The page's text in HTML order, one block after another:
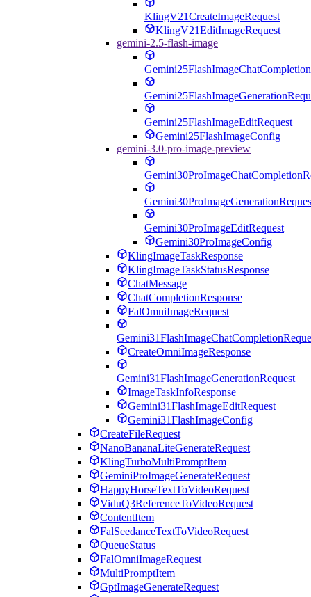
KlingV21CreateImageRequest
KlingV21EditImageRequest
gemini-2.5-flash-image
Gemini25FlashImageEditRequest
Gemini25FlashImageConfig
gemini-3.0-pro-image-preview
Gemini30ProImageEditRequest
Gemini30ProImageConfig
KlingImageTaskResponse
KlingImageTaskStatusResponse
ChatMessage
ChatCompletionResponse
FalOmniImageRequest
CreateOmniImageResponse
Gemini31FlashImageGenerationRequest
ImageTaskInfoResponse
Gemini31FlashImageEditRequest
Gemini31FlashImageConfig
CreateFileRequest
NanoBananaLiteGenerateRequest
KlingTurboMultiPromptItem
GeminiProImageGenerateRequest
HappyHorseTextToVideoRequest
ViduQ3ReferenceToVideoRequest
ContentItem
FalSeedanceTextToVideoRequest
QueueStatus
FalOmniImageRequest
MultiPromptItem
GptImageGenerateRequest